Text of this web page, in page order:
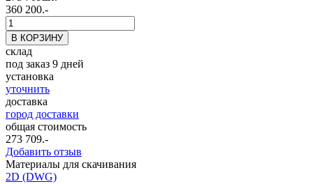
360 200.-
склад
под заказ 9 дней
установка
уточнить
доставка
город доставки
общая стоимость
273 709.-
Добавить отзыв
Материалы для скачивания
2D (DWG)